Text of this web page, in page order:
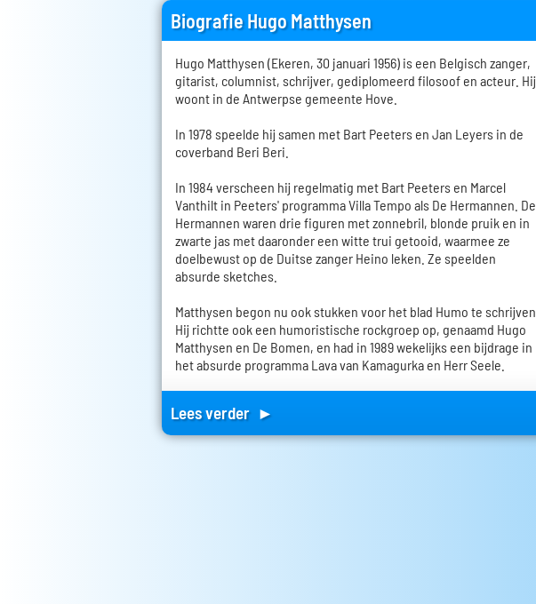
Biografie Hugo Matthysen
Hugo Matthysen (Ekeren, 30 januari 1956) is een Belgisch zanger,
gitarist, columnist, schrijver, gediplomeerd filosoof en acteur. Hij
woont in de Antwerpse gemeente Hove.
In 1978 speelde hij samen met Bart Peeters en Jan Leyers in de
coverband Beri Beri.
In 1984 verscheen hij regelmatig met Bart Peeters en Marcel
Vanthilt in Peeters' programma Villa Tempo als De Hermannen. De
Hermannen waren drie figuren met zonnebril, blonde pruik en in
zwarte jas met daaronder een witte trui getooid, waarmee ze
doelbewust op de Duitse zanger Heino leken. Ze speelden
absurde sketches.
Matthysen begon nu ook stukken voor het blad Humo te schrijven.
Hij richtte ook een humoristische rockgroep op, genaamd Hugo
Matthysen en De Bomen, en had in 1989 wekelijks een bijdrage in
het absurde programma Lava van Kamagurka en Herr Seele.
Lees verder ►